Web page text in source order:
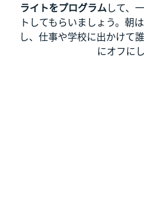
ライトをプログラムして、
トしてもらいましょう。朝
し、仕事や学校に出かけて
にオフにし